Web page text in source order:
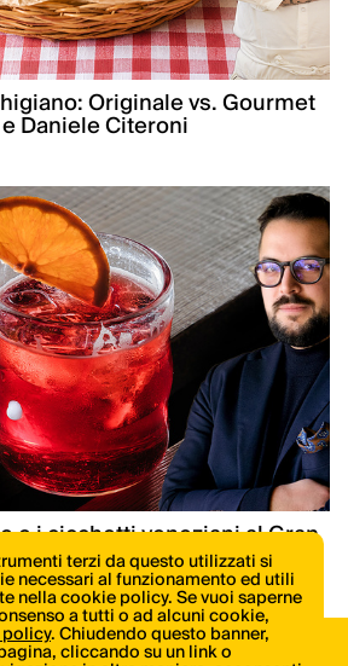
Originale vs. Gourmet
Daniele Citeroni
e i cicchetti veneziani al Gran
terzi da questo utilizzati si
necessari al funzionamento ed utili
nella cookie policy. Se vuoi saperne
a tutti o ad alcuni cookie,
. Chiudendo questo banner,
cliccando su un link o